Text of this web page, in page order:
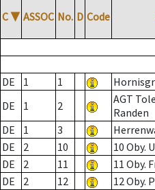
C ▼ ASSOC No. D Code
DE 1 1
DE
1 2
AGT
Randen
DE
1 3
DE
2 10 10 Oby.
DE
2 11 11 Oby.
DE
2 12 12 Oby.